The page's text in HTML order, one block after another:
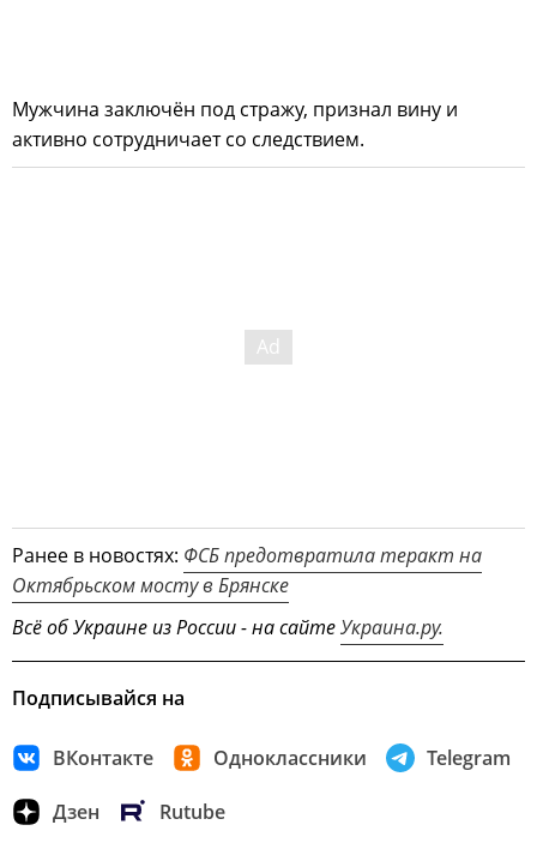
Мужчина заключён под стражу, признал вину и
активно сотрудничает со следствием.
Ранее в новостях: ФСБ предотвратила теракт на
Октябрьском мосту в Брянске
Всё об Украине из России - на сайтеУкраина.ру.
Подписывайся на
ВКонтакте Одноклассники Telegram
Дзен Rutube